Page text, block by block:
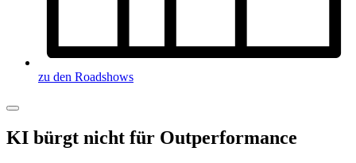
zu den Roadshows
KI bürgt nicht für Outperformance